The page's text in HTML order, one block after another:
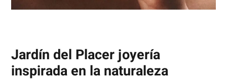
Jardín del Placer joyería
inspirada en la naturaleza